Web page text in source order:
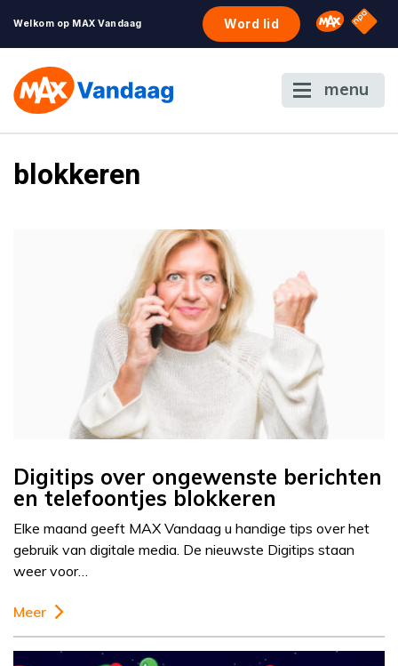
Welkom op MAX Vandaag Word lid Omroep
NPO
menu
blokkeren
Digitips over ongewenste berichten
en telefoontjes blokkeren
Elke maand geeft MAX Vandaag u handige tips over het
gebruik van digitale media. De nieuwste Digitips staan
weer voor…
Meer